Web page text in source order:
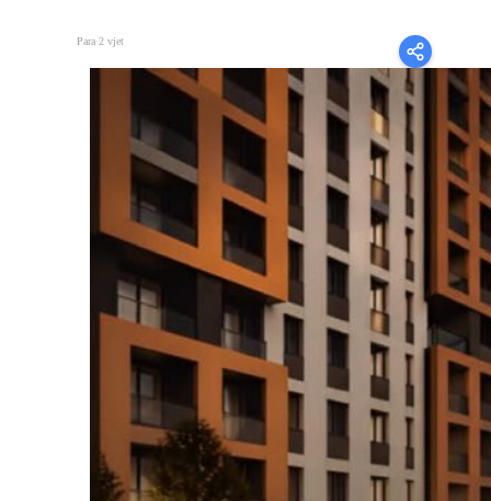
Para 2 vjet